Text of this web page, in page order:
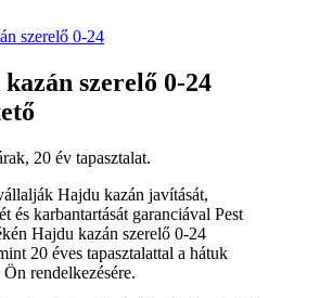
szerelő 0-24
szerelő 0-24
20 év tapasztalat.
Hajdu kazán javítását,
és karbantartását garanciával Pest
Hajdu kazán szerelő 0-24
20 éves tapasztalattal a hátuk
rendelkezésére.